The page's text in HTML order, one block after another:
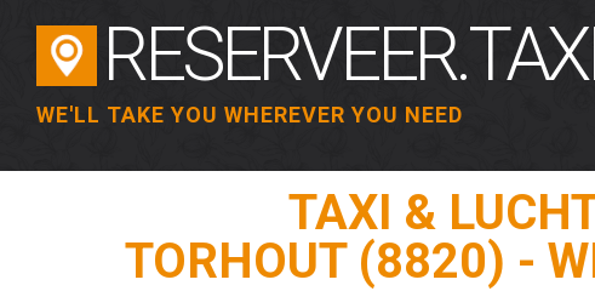
WE'LL TAKE YOU WHEREVER YOU NEED
TAXI &
TORHOUT (8820) -